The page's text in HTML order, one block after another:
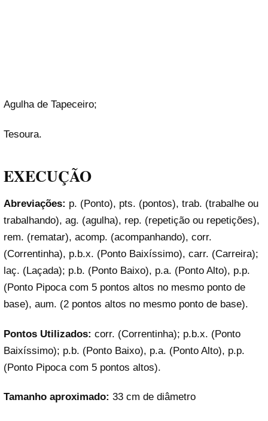
Agulha de Tapeceiro;
Tesoura.
EXECUÇÃO
Abreviações: p. (Ponto), pts. (pontos), trab. (trabalhe ou
trabalhando), ag. (agulha), rep. (repetição ou repetições),
rem. (rematar), acomp. (acompanhando), corr.
(Correntinha), p.b.x. (Ponto Baixíssimo), carr. (Carreira);
laç. (Laçada); p.b. (Ponto Baixo), p.a. (Ponto Alto), p.p.
(Ponto Pipoca com 5 pontos altos no mesmo ponto de
base), aum. (2 pontos altos no mesmo ponto de base).
Pontos Utilizados: corr. (Correntinha); p.b.x. (Ponto
Baixíssimo); p.b. (Ponto Baixo), p.a. (Ponto Alto), p.p.
(Ponto Pipoca com 5 pontos altos).
Tamanho aproximado: 33 cm de diâmetro